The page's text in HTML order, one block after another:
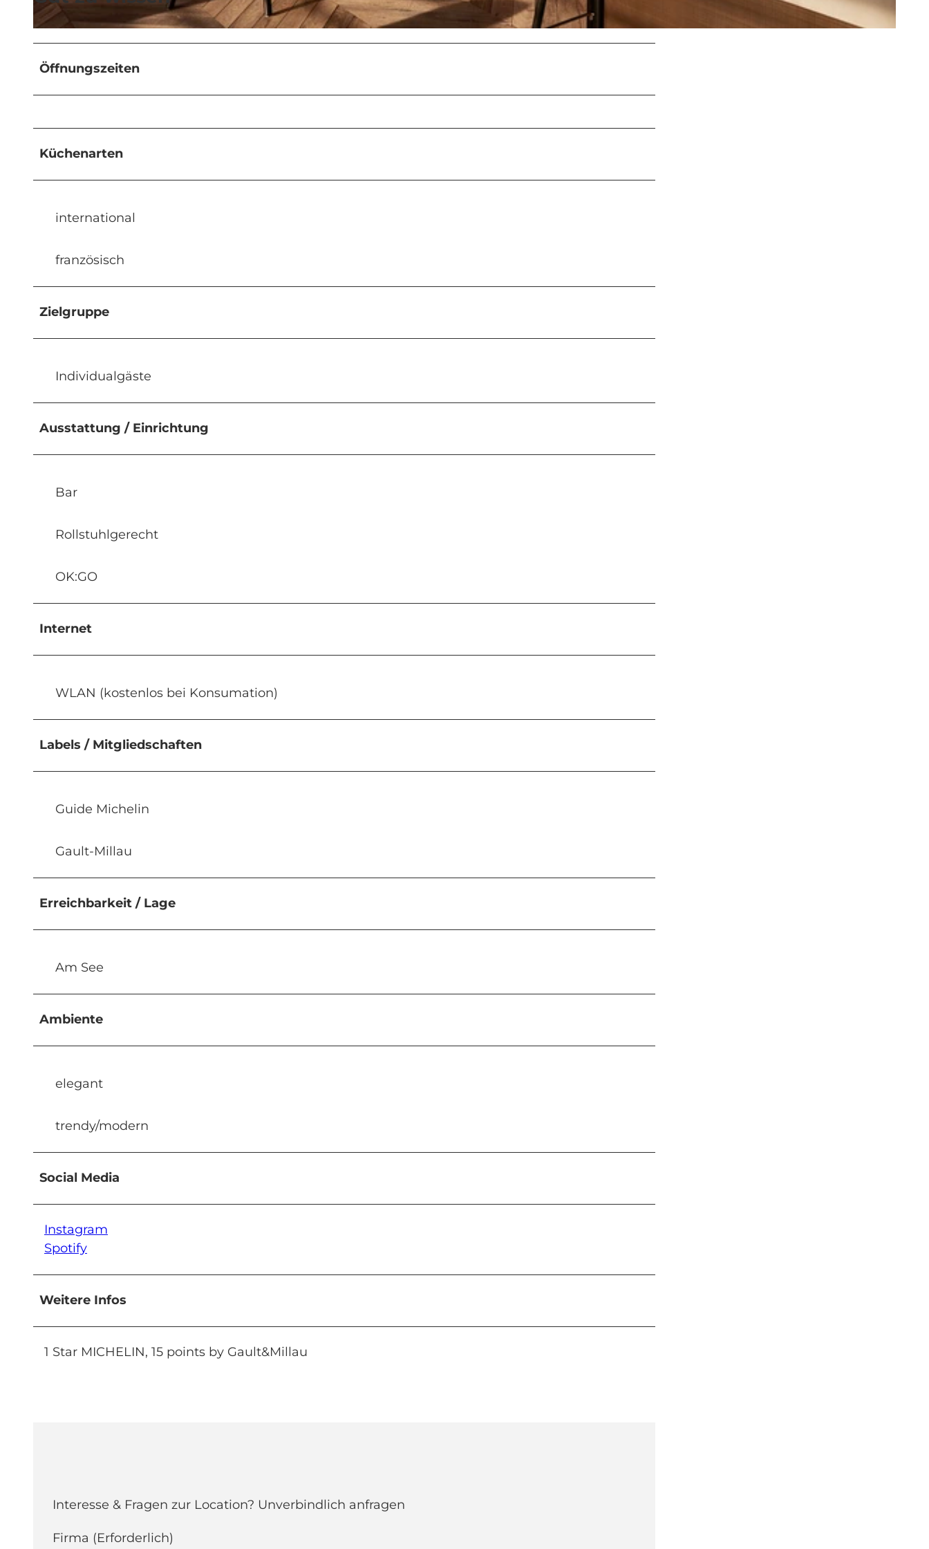
Öffnungszeiten
Küchenarten
international
französisch
Zielgruppe
Individualgäste
Ausstattung / Einrichtung
Bar
Rollstuhlgerecht
OK:GO
Internet
WLAN (kostenlos bei Konsumation)
Labels / Mitgliedschaften
Guide Michelin
Gault-Millau
Erreichbarkeit / Lage
Am See
Ambiente
elegant
trendy/modern
Social Media
Instagram
Spotify
Weitere Infos
1 Star MICHELIN, 15 points by Gault&Millau
Interesse & Fragen zur Location? Unverbindlich anfragen
Firma (Erforderlich)